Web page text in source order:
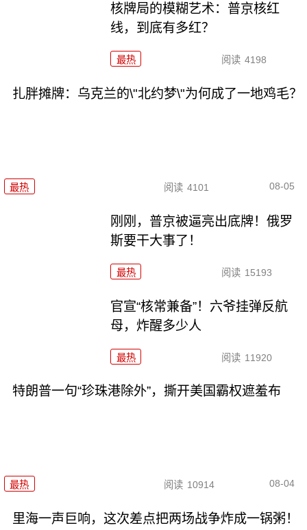
核牌局的模糊艺术：普京核红
线，到底有多红？
最热 阅读 4198
扎胖摊牌：乌克兰的\"北约梦\"为何成了一地鸡毛？
最热 阅读 4101 08-05
刚刚，普京被逼亮出底牌！俄罗
斯要干大事了！
最热 阅读 15193
官宣“核常兼备”！六爷挂弹反航
母，炸醒多少人
最热 阅读 11920
特朗普一句“珍珠港除外”，撕开美国霸权遮羞布
最热 阅读 10914 08-04
里海一声巨响，这次差点把两场战争炸成一锅粥！